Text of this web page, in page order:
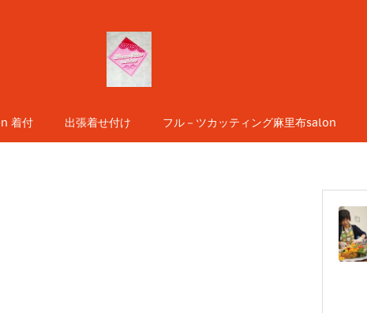
着付 出張着せ付け フル－ツカッティング麻里布salon